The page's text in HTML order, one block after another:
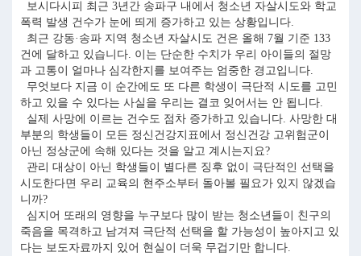
보시다시피 최근 3년간 송파구 내에서 청소년 자살시도와 학교
폭력 발생 건수가 눈에 띄게 증가하고 있는 상황입니다.
최근 강동·송파 지역 청소년 자살시도 건은 올해 7월 기준 133
건에 달하고 있습니다. 이는 단순한 수치가 우리 아이들의 절망
과 고통이 얼마나 심각한지를 보여주는 엄중한 경고입니다.
무엇보다 지금 이 순간에도 또 다른 학생이 극단적 시도를 고민
하고 있을 수 있다는 사실을 우리는 결코 잊어서는 안 됩니다.
실제 사망에 이르는 건수도 점차 증가하고 있습니다. 사망한 대
부분의 학생들이 모든 정신건강지표에서 정신건강 고위험군이
아닌 정상군에 속해 있다는 것을 알고 계시는지요?
관리 대상이 아닌 학생들이 별다른 징후 없이 극단적인 선택을
시도한다면 우리 교육의 현주소부터 돌아볼 필요가 있지 않겠습
니까?
심지어 또래의 영향을 누구보다 많이 받는 청소년들이 친구의
죽음을 목격하고 남겨져 극단적 선택을 할 가능성이 높아지고 있
다는 보도자료까지 있어 현실이 더욱 무겁기만 합니다.